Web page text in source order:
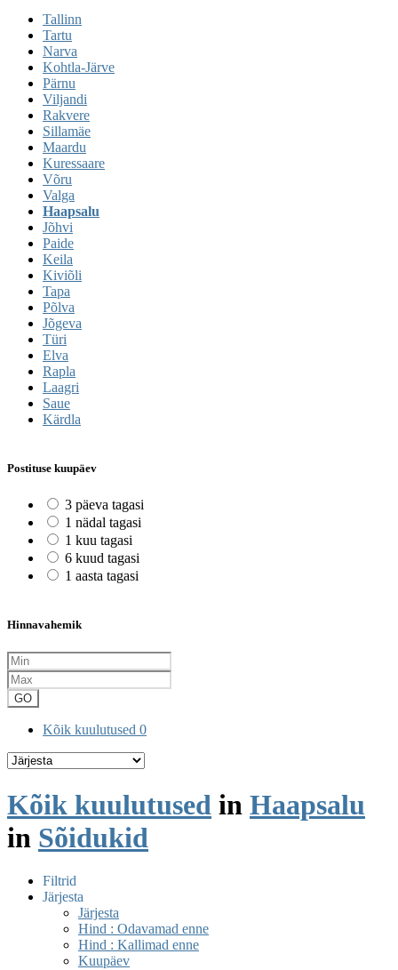
Tallinn
Tartu
Narva
Kohtla-Järve
Pärnu
Viljandi
Rakvere
Sillamäe
Maardu
Kuressaare
Võru
Valga
Haapsalu
Jõhvi
Paide
Keila
Kiviõli
Tapa
Põlva
Jõgeva
Türi
Elva
Rapla
Laagri
Saue
Kärdla
Postituse kuupäev
3 päeva tagasi
1 nädal tagasi
1 kuu tagasi
6 kuud tagasi
1 aasta tagasi
Hinnavahemik
GO
Kõik kuulutused 0
Kõik kuulutused in Haapsalu
in Sõidukid
Filtrid
Järjesta
Järjesta
Hind : Odavamad enne
Hind : Kallimad enne
Kuupäev